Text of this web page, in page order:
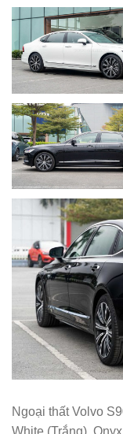
Ngoại thất Volvo
White (Trắng),